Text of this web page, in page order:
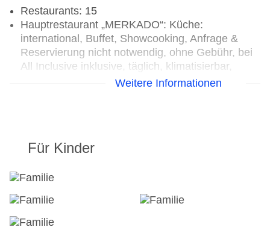
Restaurants: 15
Hauptrestaurant „MERKADO“: Küche:
international, Buffet, Showcooking, Anfrage &
Reservierung nicht notwendig, ohne Gebühr, bei
All Inclusive inklusive, täglich, klimatisierbar,
Restaurant „RUMBA“: Küche: international,
Inclusive inklusive, täglich, klimatisierbar,
Gourmetrestaurant „SENSUM“: Küche:
international, à la carte, Reservierung notwendig,
Weitere Informationen
Für Kinder